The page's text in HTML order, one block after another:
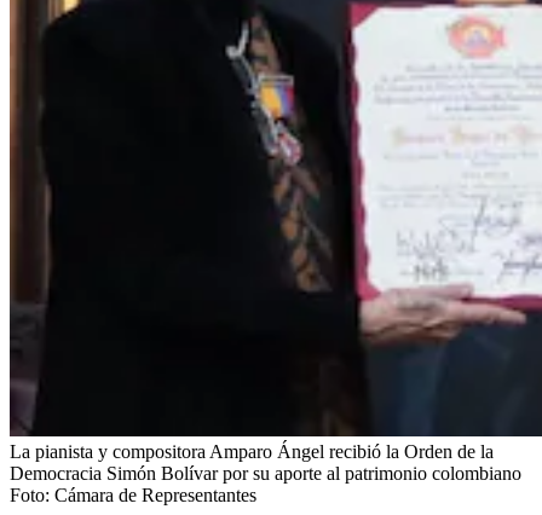
La pianista y compositora Amparo Ángel recibió la Orden de la
Democracia Simón Bolívar por su aporte al patrimonio colombiano
Foto: Cámara de Representantes